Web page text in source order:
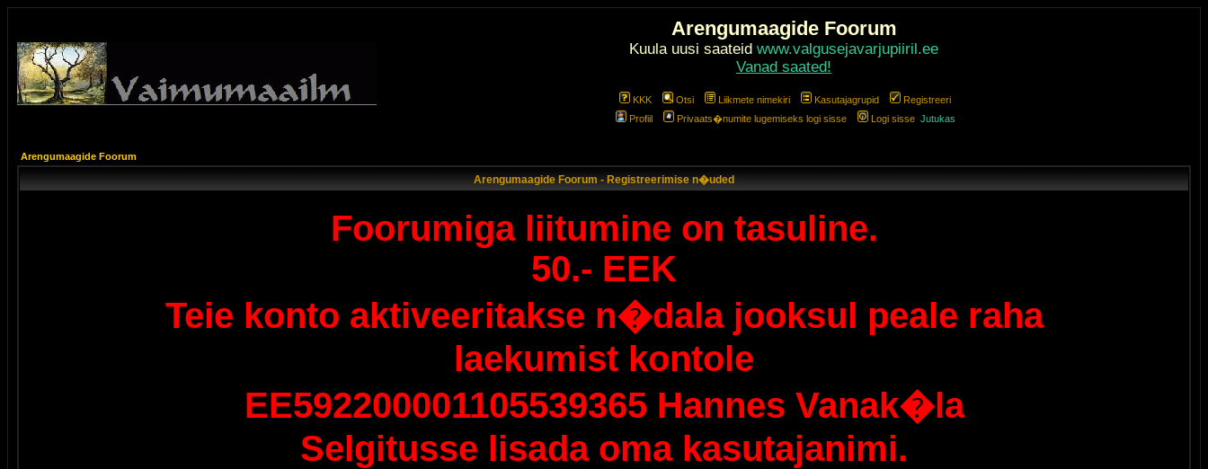
Arengumaagide Foorum
Kuula uusi saateid www.valgusejavarjupiiril.ee
Vanad saated!
KKK Otsi Liikmete nimekiri Kasutajagrupid
Registreeri
Profiil
Privaats�numite lugemiseks logi sisse Logi sisse Jutukas
Arengumaagide Foorum
Arengumaagide Foorum - Registreerimise n�uded
Foorumiga liitumine on tasuline.
50.- EEK
Teie konto aktiveeritakse n�dala jooksul peale raha
laekumist kontole
EE592200001105539365 Hannes Vanak�la
Selgitusse lisada oma kasutajanimi.